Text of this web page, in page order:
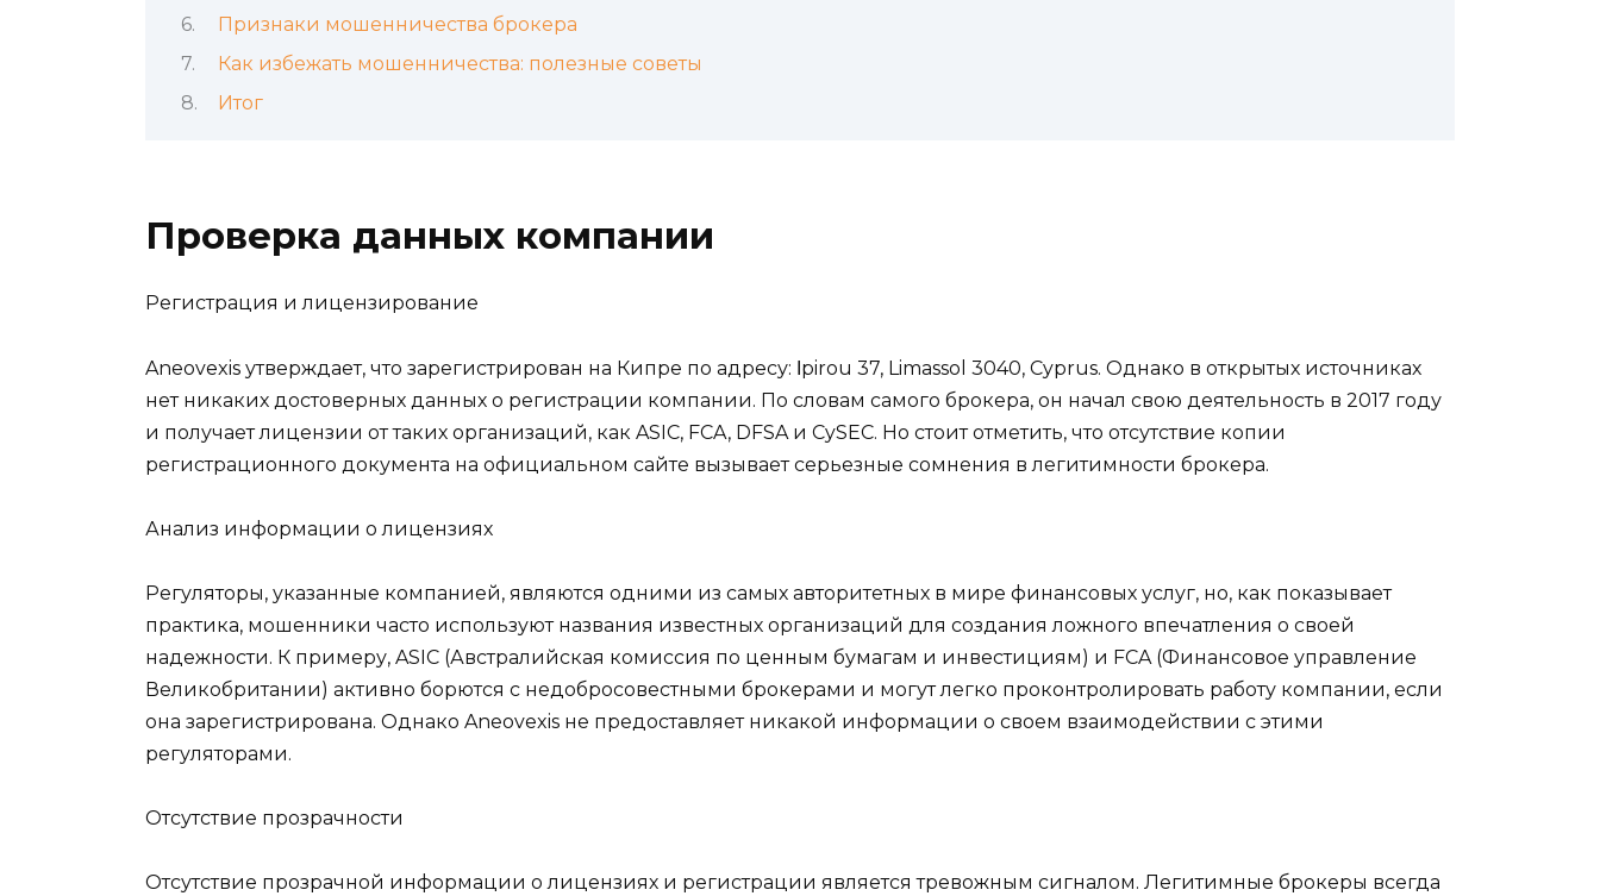
Признаки мошенничества брокера
Как избежать мошенничества: полезные советы
Итог
Проверка данных компании
Регистрация и лицензирование
Aneovexis утверждает, что зарегистрирован на Кипре по адресу: Ιpirou 37, Limassol 3040, Cyprus. Однако в открытых источниках
нет никаких достоверных данных о регистрации компании. По словам самого брокера, он начал свою деятельность в 2017 году
и получает лицензии от таких организаций, как ASIC, FCA, DFSA и CySEC. Но стоит отметить, что отсутствие копии
регистрационного документа на официальном сайте вызывает серьезные сомнения в легитимности брокера.
Анализ информации о лицензиях
Регуляторы, указанные компанией, являются одними из самых авторитетных в мире финансовых услуг, но, как показывает
практика, мошенники часто используют названия известных организаций для создания ложного впечатления о своей
надежности. К примеру, ASIC (Австралийская комиссия по ценным бумагам и инвестициям) и FCA (Финансовое управление
Великобритании) активно борются с недобросовестными брокерами и могут легко проконтролировать работу компании, если
она зарегистрирована. Однако Aneovexis не предоставляет никакой информации о своем взаимодействии с этими
регуляторами.
Отсутствие прозрачности
Отсутствие прозрачной информации о лицензиях и регистрации является тревожным сигналом. Легитимные брокеры всегда